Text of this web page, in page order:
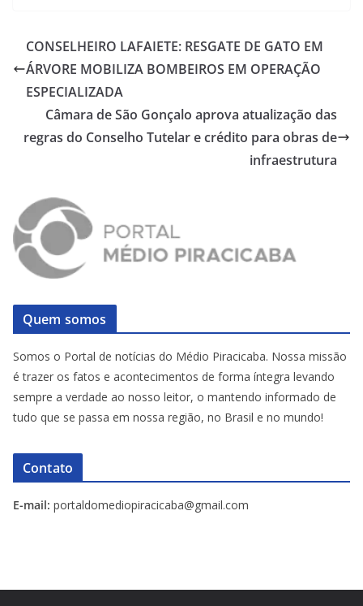
CONSELHEIRO LAFAIETE: RESGATE DE GATO EM
ÁRVORE MOBILIZA BOMBEIROS EM OPERAÇÃO
ESPECIALIZADA
Câmara de São Gonçalo aprova atualização das
regras do Conselho Tutelar e crédito para obras de
infraestrutura
Quem somos
Somos o Portal de notícias do Médio Piracicaba. Nossa missão
é trazer os fatos e acontecimentos de forma íntegra levando
sempre a verdade ao nosso leitor, o mantendo informado de
tudo que se passa em nossa região, no Brasil e no mundo!
Contato
E-mail: portaldomediopiracicaba@gmail.com